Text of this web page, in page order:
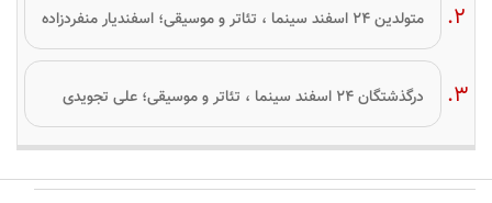
متولدین ۲۴ اسفند سینما ، تئاتر و موسیقی؛ اسفندیار منفردزاده
درگذشتگان ۲۴ اسفند سینما ، تئاتر و موسیقی؛ علی تجویدی